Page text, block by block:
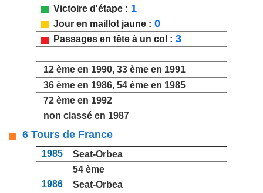
Victoire d'étape : 1
Jour en maillot jaune : 0
Passages en tête à un col : 3
12 ème en 1990, 33 ème en 1991
36 ème en 1986, 54 ème en 1985
72 ème en 1992
non classé en 1987
6 Tours de France
1985
Seat-Orbea
54 ème
1986
Seat-Orbea